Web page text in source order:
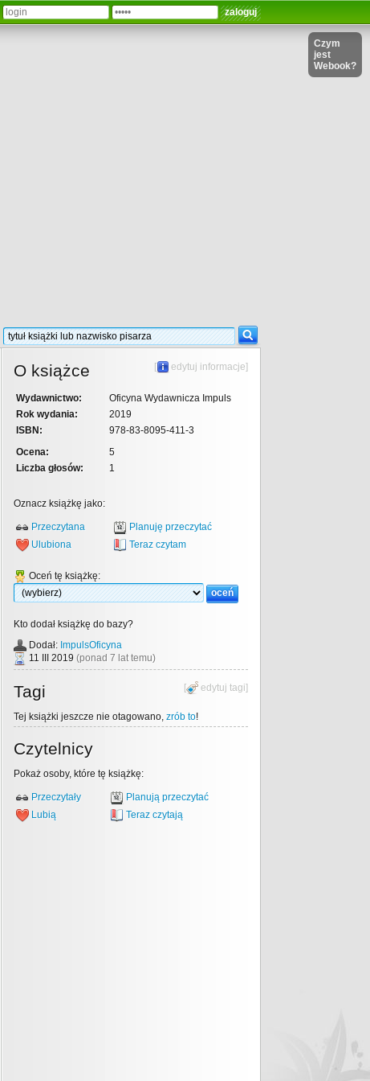
Czym
jest
Webook?
[ edytuj informacje]
O książce
Wydawnictwo:
Oficyna Wydawnicza Impuls
Rok wydania:
2019
ISBN:
978-83-8095-411-3
Ocena:
5
Liczba głosów:
1
Oznacz książkę jako:
Przeczytana
Planuję przeczytać
Ulubiona
Teraz czytam
Oceń tę książkę:
Kto dodał książkę do bazy?
Dodał: ImpulsOficyna
11 III 2019 (ponad 7 lat temu)
[ edytuj tagi]
Tagi
Tej książki jeszcze nie otagowano, zrób to!
Czytelnicy
Pokaż osoby, które tę książkę:
Przeczytały
Planują przeczytać
Lubią
Teraz czytają